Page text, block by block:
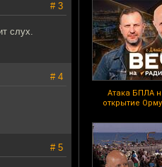
Атака БПЛА
открытие
# 3
слух.
# 4
# 5